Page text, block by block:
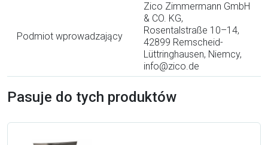
Podmiot wprowadzający
Zico Zimmermann GmbH
& CO. KG,
Rosentalstraße 10–14,
42899 Remscheid-
Lüttringhausen, Niemcy,
info@zico.de
Pasuje do tych produktów